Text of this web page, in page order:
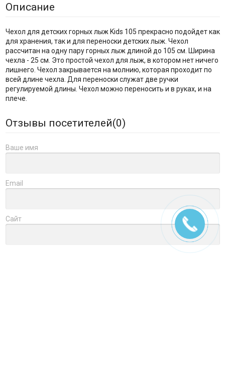
Описание
Чехол для детских горных лыж Kids 105 прекрасно подойдет как
для хранения, так и для переноски детских лыж. Чехол
рассчитан на одну пару горных лыж длиной до 105 см. Ширина
чехла - 25 см. Это простой чехол для лыж, в котором нет ничего
лишнего. Чехол закрывается на молнию, которая проходит по
всей длине чехла. Для переноски служат две ручки
регулируемой длины. Чехол можно переносить и в руках, и на
плече.
Отзывы посетителей(0)
Ваше имя
Email
Сайт